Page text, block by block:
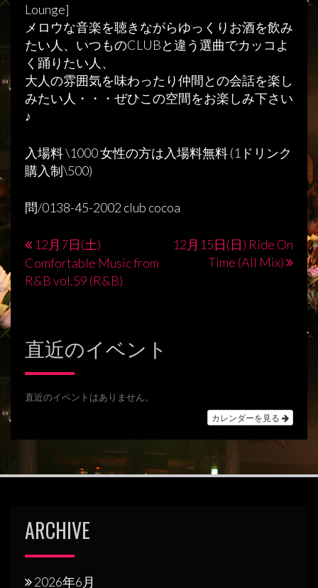
Lounge]
メロウな音楽を聴きながらゆっくりお酒を飲み
たい人、いつものCLUBと違う選曲でカッコよ
く踊りたい人、
大人の雰囲気を味わったり仲間との会話を楽し
みたい人・・・ぜひこの空間をお楽しみ下さい
♪
入場料 \1000 女性の方は入場料無料 (1ドリンク
購入制\500)
問/0138-45-2002 club cocoa
投
稿
ゲ
ー
シ
12月7日(土)
Comfortable Music from
R&B vol.59 (R&B)
12月15日(日) Ride On
Time (All Mix)
直近のイベント
直近のイベントはありません。
カレンダーを見る
ARCHIVE
2026年6月